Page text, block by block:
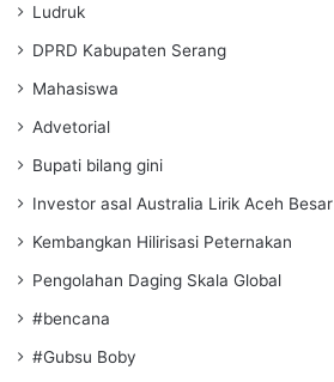
Ludruk
DPRD Kabupaten Serang
Mahasiswa
Advetorial
Bupati bilang gini
Investor asal Australia Lirik Aceh Besar
Kembangkan Hilirisasi Peternakan
Pengolahan Daging Skala Global
#bencana
#Gubsu Boby